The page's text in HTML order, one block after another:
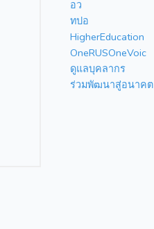
อว
ทปอ
HigherEducation
OneRUSOneVoic
ดูแลบุคลากร
ร่วมพัฒนาสู่อนาคต